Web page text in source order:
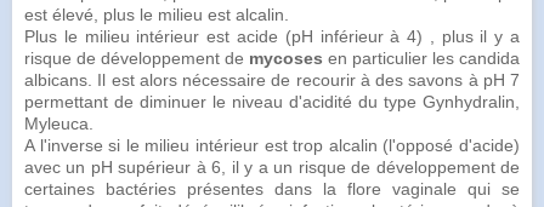
est élevé, plus le milieu est alcalin.
Plus le milieu intérieur est acide (pH inférieur à 4) , plus il y a
risque de développement de mycoses en particulier les candida
albicans. Il est alors nécessaire de recourir à des savons à pH 7
permettant de diminuer le niveau d'acidité du type Gynhydralin,
Myleuca.
A l'inverse si le milieu intérieur est trop alcalin (l'opposé d'acide)
avec un pH supérieur à 6, il y a un risque de développement de
certaines bactéries présentes dans la flore vaginale qui se